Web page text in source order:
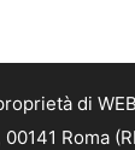
di
00141 Roma